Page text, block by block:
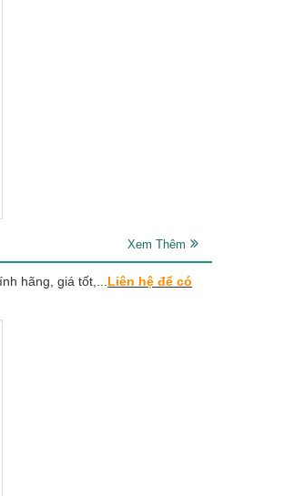
Xem Thêm
hãng, giá tốt,... Liên hệ để có